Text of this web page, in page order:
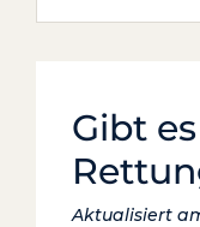
Gibt
Aktualisiert